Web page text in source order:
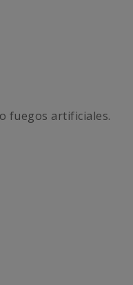
fuegos artificiales.